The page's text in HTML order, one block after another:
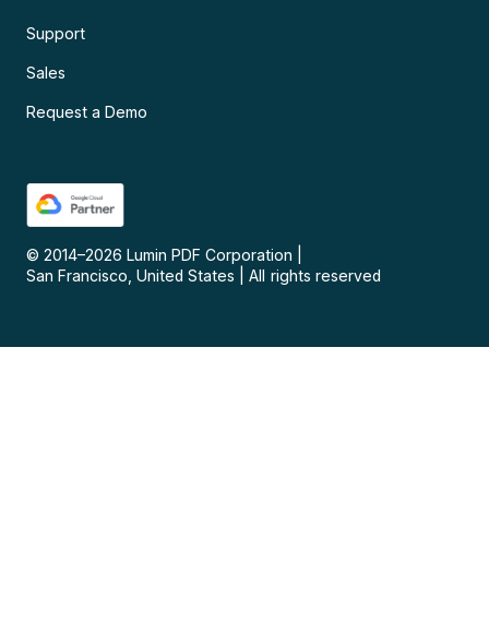
Support
Sales
Request a Demo
© 2014–2026 Lumin PDF Corporation
San Francisco, United States
All rights reserved